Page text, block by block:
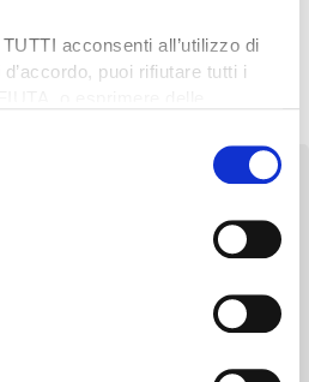
acconsenti all’utilizzo di
puoi rifiutare tutti i
ACCETTA SELEZIONATI.
Trattorista
2025
di alta qualità. Tagliato sulle tue